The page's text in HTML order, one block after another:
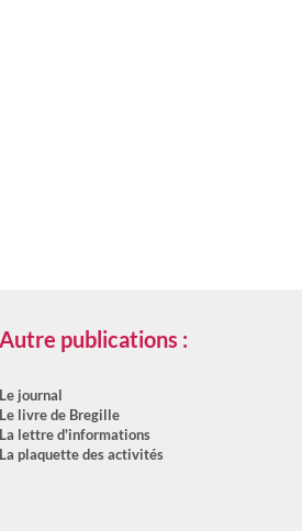
Autre publications :
Le journal
Le livre de Bregille
La lettre d'informations
La plaquette des activités